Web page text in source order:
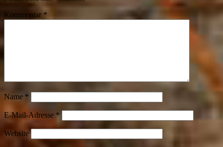
Kommentar *
Name *
E-Mail-Adresse *
Website